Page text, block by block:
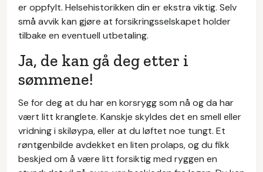
er oppfylt. Helsehistorikken din er ekstra viktig. Selv
små avvik kan gjøre at forsikringsselskapet holder
tilbake en eventuell utbetaling.
Ja, de kan gå deg etter i
sømmene!
Se for deg at du har en korsrygg som nå og da har
vært litt kranglete. Kanskje skyldes det en smell eller
vridning i skiløypa, eller at du løftet noe tungt. Et
røntgenbilde avdekket en liten prolaps, og du fikk
beskjed om å være litt forsiktig med ryggen en